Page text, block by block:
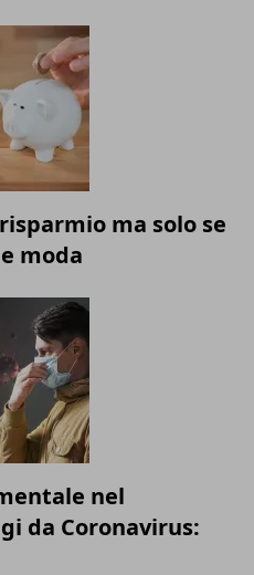
ma solo se
moda
nel
da Coronavirus: